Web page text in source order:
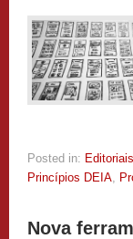
Posted in: Editoriais
Princípios DEIA,
Nova